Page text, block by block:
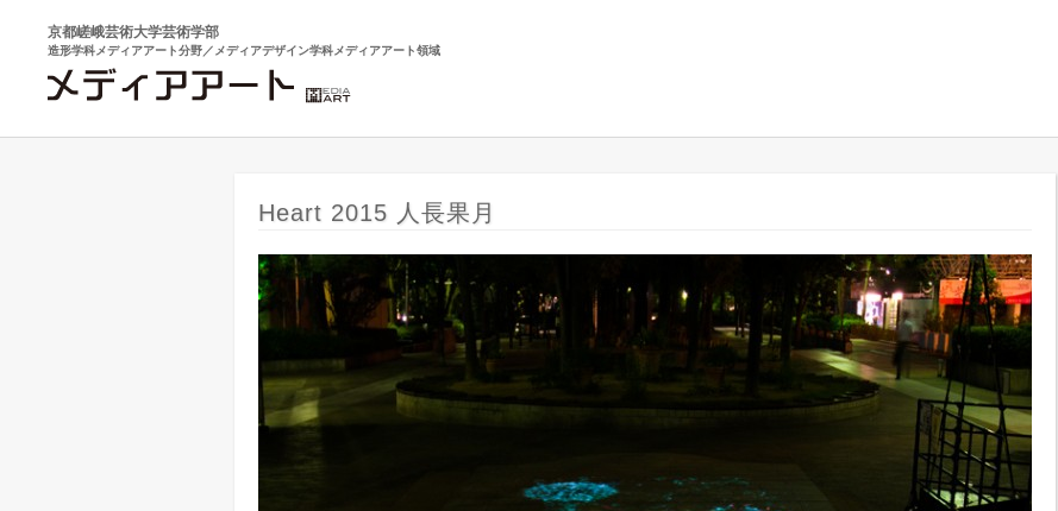
京都嵯峨芸術大学芸術学部
造形学科メディアアート分野／メディアデザイン学科メディアアート領域
Heart 2015 人長果月